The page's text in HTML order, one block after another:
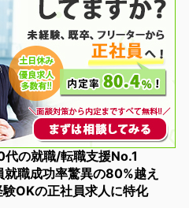
代の就職/転職支援No.1
就職成功率驚異の80%越え
験OKの正社員求人に特化